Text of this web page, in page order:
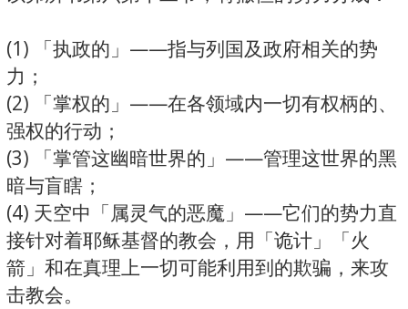
(1) 「执政的」——指与列国及政府相关的势
力；
(2) 「掌权的」——在各领域内一切有权柄的、
强权的行动；
(3) 「掌管这幽暗世界的」——管理这世界的黑
暗与盲瞎；
(4) 天空中「属灵气的恶魔」——它们的势力直
接针对着耶稣基督的教会，用「诡计」「火
箭」和在真理上一切可能利用到的欺骗，来攻
击教会。